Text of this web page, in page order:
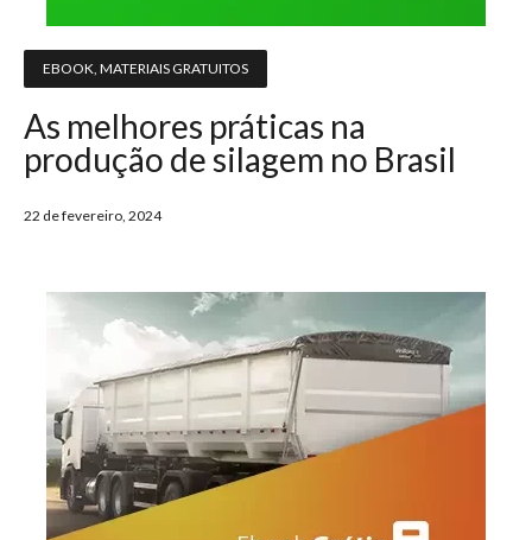
EBOOK, MATERIAIS GRATUITOS
As melhores práticas na
produção de silagem no Brasil
22 de fevereiro, 2024